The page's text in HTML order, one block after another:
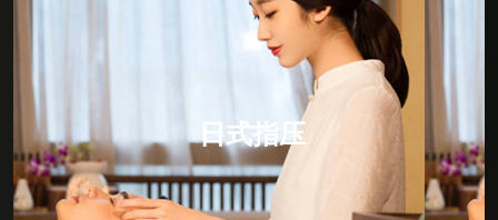
日式指压
日式指压
日式指压，所谓“日式按摩”是以中医推拿为基本的手
法。因为中国文化对日本的影响是根深蒂固的。日式按
摩就是点道手法的具体应用，所以日式按摩的主要作用
点就是人体的动脉血管，通过人体动脉血管的三玄性空
间运动规律对人体的经脉进行比较有效的调节，所以日
式按摩是比较简单的，但却是寓意深刻的保健按摩方